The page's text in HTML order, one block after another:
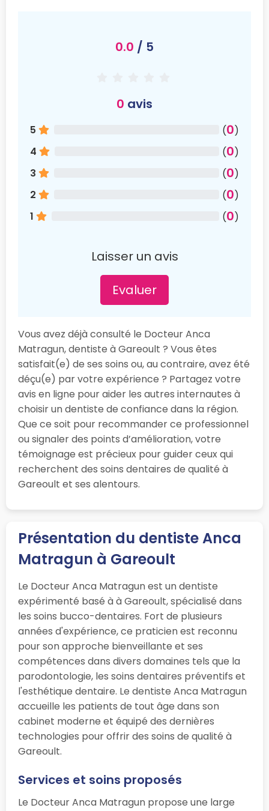
0.0 / 5
0 avis
5 (0)
4
(0)
3
(0)
2
(0)
1
(0)
Laisser un avis
Evaluer
Vous avez déjà consulté le Docteur Anca
Matragun, dentiste à Gareoult ? Vous êtes
satisfait(e) de ses soins ou, au contraire, avez été
déçu(e) par votre expérience ? Partagez votre
avis en ligne pour aider les autres internautes à
choisir un dentiste de confiance dans la région.
Que ce soit pour recommander ce professionnel
ou signaler des points d’amélioration, votre
témoignage est précieux pour guider ceux qui
recherchent des soins dentaires de qualité à
Gareoult et ses alentours.
Présentation du dentiste Anca
Matragun à Gareoult
Le Docteur Anca Matragun est un dentiste
expérimenté basé à à Gareoult, spécialisé dans
les soins bucco-dentaires. Fort de plusieurs
années d'expérience, ce praticien est reconnu
pour son approche bienveillante et ses
compétences dans divers domaines tels que la
parodontologie, les soins dentaires préventifs et
l'esthétique dentaire. Le dentiste Anca Matragun
accueille les patients de tout âge dans son
cabinet moderne et équipé des dernières
technologies pour offrir des soins de qualité à
Gareoult.
Services et soins proposés
Le Docteur Anca Matragun propose une large